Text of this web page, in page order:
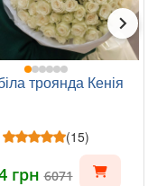
троянда Кенія
(15)
грн6071